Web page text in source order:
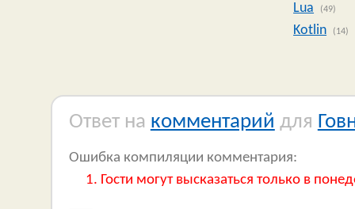
Lua
(49)
Kotlin (14)
Ответ на комментарий для
Ошибка компиляции комментария:
Гости могут высказаться только в